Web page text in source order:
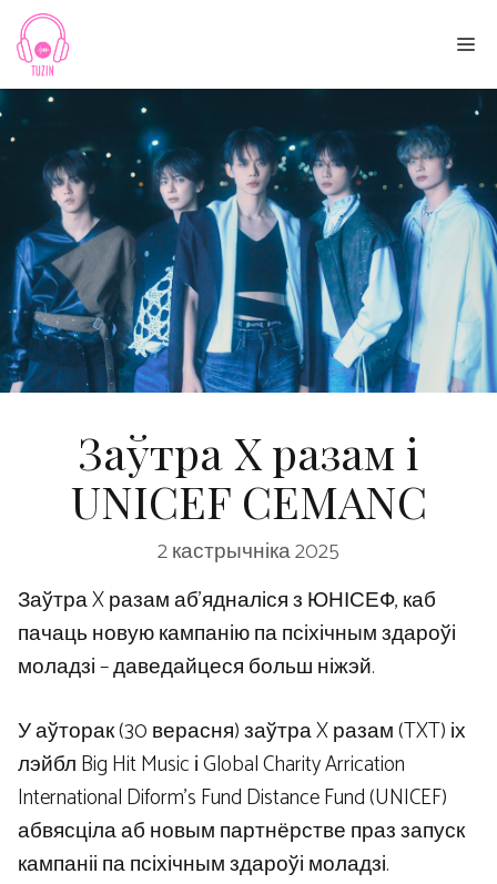
Skip
content
Заўтра X разам і
UNICEF CEMANC
2 кастрычніка 2025
Заўтра X разам аб’ядналіся з ЮНІСЕФ, каб
пачаць новую кампанію па псіхічным здароўі
моладзі – даведайцеся больш ніжэй.
У аўторак (30 верасня) заўтра X разам (TXT) іх
лэйбл Big Hit Music і Global Charity Arrication
International Diform’s Fund Distance Fund (UNICEF)
абвясціла аб новым партнёрстве праз запуск
кампаніі па псіхічным здароўі моладзі.